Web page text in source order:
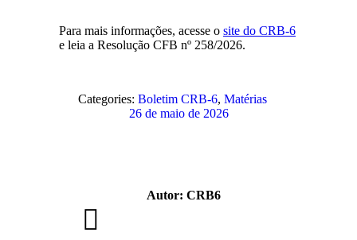
Para mais informações, acesse o site do CRB-6
e leia a Resolução CFB nº 258/2026.
Categories: Boletim CRB-6, Matérias
26 de maio de 2026
Autor: CRB6